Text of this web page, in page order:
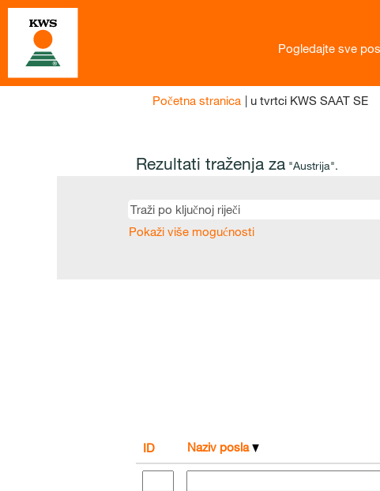
Pogledajte sve
Početna stranica | u tvrtci KWS SAAT SE
Rezultati traženja za "Austrija".
Pokaži više mogućnosti
ID Naziv posla